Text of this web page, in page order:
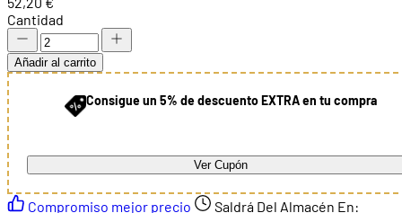
Cantidad
Añadir al carrito
Consigue un 5% de descuento EXTRA en tu compra
Ver Cupón
Compromiso mejor precio Saldrá Del Almacén En: